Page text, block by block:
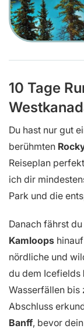
10 Tage
Du hast nur gut
berühmten
Reiseplan
ich dir
Park und die
Danach fährst
Kamloops
nördliche und
du dem Icefields
Wasserfällen bis
Abschluss
Banff, bevor